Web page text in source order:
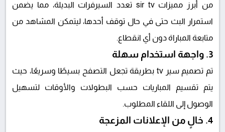
من أبرز مميزاتsir tv تعدد السيرفرات البديلة، مما يضمن
استمرار البث حتى في حال توقف أحدها، ليتمكن المشاهد من
متابعة المباراة دون أي انقطاع.
3. واجهة استخدام سهلة
تم تصميمسير tv
بطريقة تجعل التصفح بسيطًا وسريعًا، حيث
يتم تقسيم المباريات حسب البطولات والأوقات لتسهيل
الوصول إلى اللقاء المطلوب.
4. خالٍ من الإعلانات المزعجة